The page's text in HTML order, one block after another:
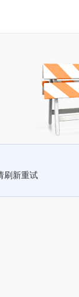
刷新重试